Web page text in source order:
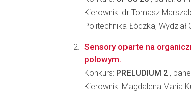
Kierownik: dr Tomasz
Politechnika Łódzka, Wydział
Sensory oparte na
polowym.
Konkurs: PRELUDIUM 2 ,
Kierownik: Magdalena Maria